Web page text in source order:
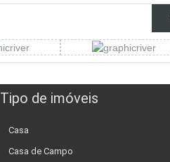
Tipo de imóveis
Casa
Casa de Campo